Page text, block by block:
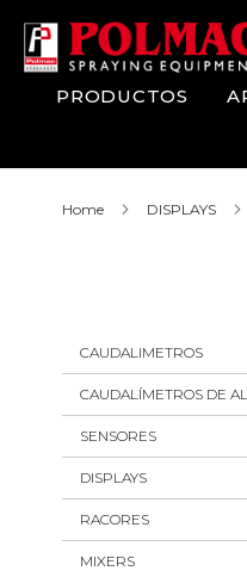
Skip
to
Content
PRODUCTOS
Home DISPLAYS
CAUDALIMETROS
CAUDALÍMETROS DE
SENSORES
DISPLAYS
RACORES
MIXERS